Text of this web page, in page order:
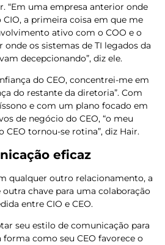
“Em uma empresa anterior onde
a primeira coisa em que me
ativo com o COO e o
onde os sistemas de TI legados da
decepcionando”, diz ele.
do CEO, concentrei-me em
do restante da diretoria”. Com
e com um plano focado em
de negócio do CEO, “o meu
tornou-se rotina”, diz Hair.
eficaz
qualquer outro relacionamento, a
outra chave para uma colaboração
entre CIO e CEO.
seu estilo de comunicação para
forma como seu CEO favorece o